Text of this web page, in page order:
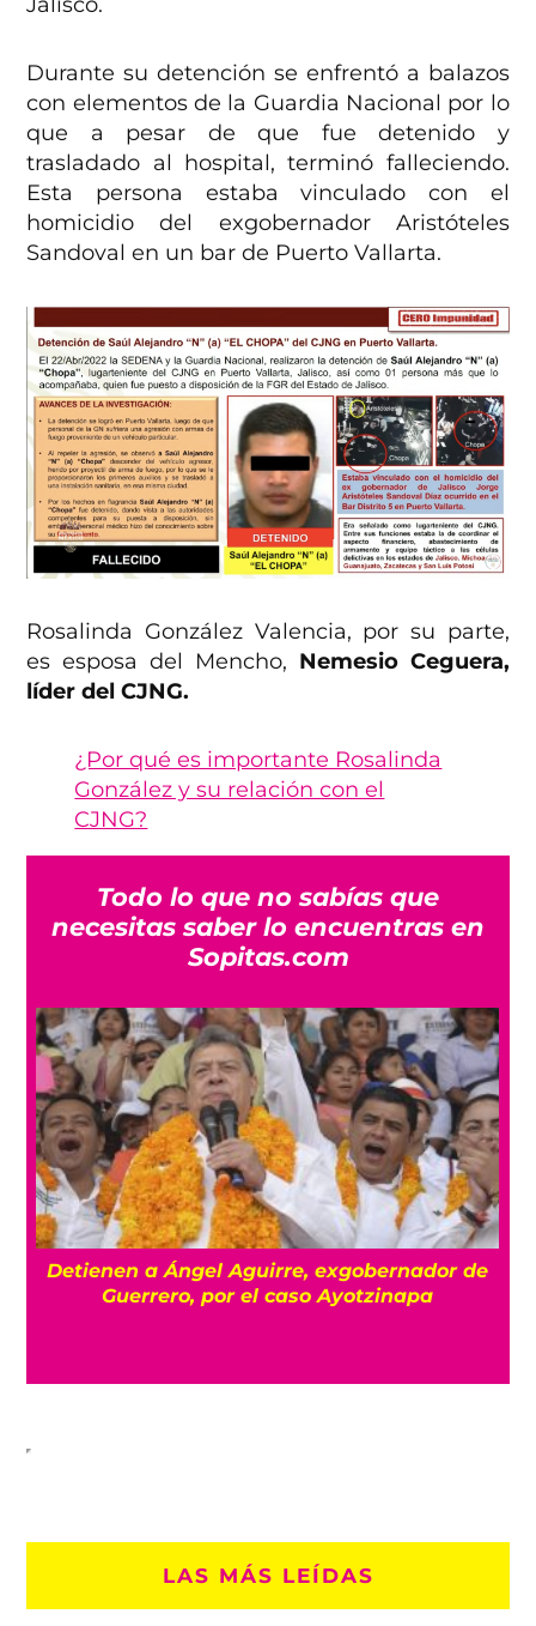
Durante su detención se enfrentó a balazos
con elementos de la Guardia Nacional por lo
que a pesar de que fue detenido y
trasladado al hospital, terminó falleciendo.
Esta persona estaba vinculado con el
homicidio del exgobernador Aristóteles
Sandoval en un bar de Puerto Vallarta.
Rosalinda González Valencia, por su parte,
es esposa del Mencho, Nemesio Ceguera,
líder del CJNG.
¿Por qué es importante Rosalinda
González y su relación con el
CJNG?
Todo lo que no sabías que
necesitas saber lo encuentras en
Sopitas.com
Detienen a Ángel Aguirre, exgobernador de
Guerrero, por el caso Ayotzinapa
LAS MÁS LEÍDAS